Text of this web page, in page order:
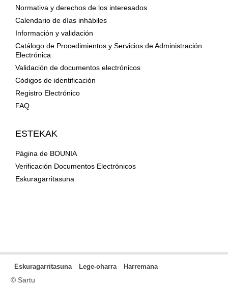
Normativa y derechos de los interesados
Calendario de días inhábiles
Información y validación
Catálogo de Procedimientos y Servicios de Administración
Electrónica
Validación de documentos electrónicos
Códigos de identificación
Registro Electrónico
FAQ
ESTEKAK
Página de BOUNIA
Verificación Documentos Electrónicos
Eskuragarritasuna
Eskuragarritasuna Lege-oharra Harremana
© Sartu